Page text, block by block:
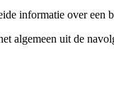
informatie over een
algemeen uit de